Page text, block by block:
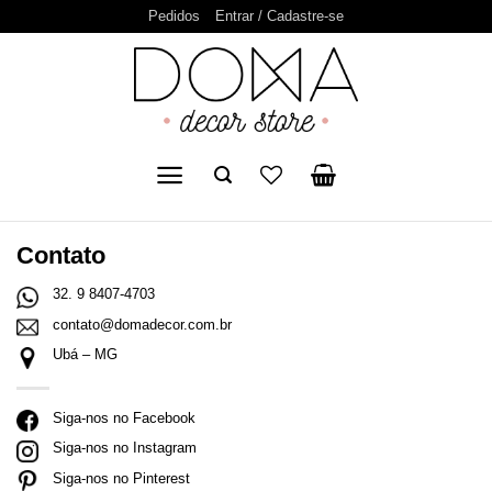
Pedidos Entrar / Cadastre-se
Contato
32. 9 8407-4703
contato@domadecor.com.br
Ubá –MG
Siga-nos no Facebook
Siga-nos no Instagram
Siga-nos no Pinterest